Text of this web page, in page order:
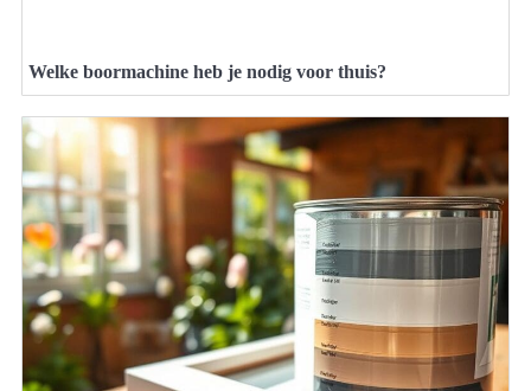
Welke boormachine heb je nodig voor thuis?